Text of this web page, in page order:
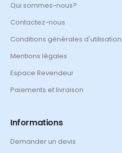
Qui sommes-nous?
Contactez-nous
Conditions générales d'utilisation
Mentions légales
Espace Revendeur
Paiements et livraison
Informations
Demander un devis